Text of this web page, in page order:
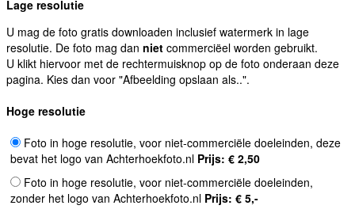
Lage resolutie
U mag de foto gratis downloaden inclusief watermerk in lage
resolutie. De foto mag dan niet commerciëel worden gebruikt.
U klikt hiervoor met de rechtermuisknop op de foto onderaan deze
pagina. Kies dan voor "Afbeelding opslaan als..".
Hoge resolutie
Foto in hoge resolutie, voor niet-commerciële doeleinden, deze
bevat het logo van Achterhoekfoto.nl Prijs: € 2,50
Foto in hoge resolutie, voor niet-commerciële doeleinden,
zonder het logo van Achterhoekfoto.nl Prijs: € 5,-